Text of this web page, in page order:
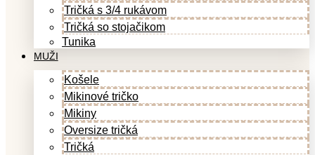
Tričká s 3/4 rukávom
Tričká so stojačikom
Tunika
MUŽI
Košele
Mikinové tričko
Mikiny
Oversize tričká
Tričká